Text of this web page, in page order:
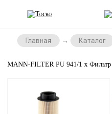
Главная Каталог
MANN-FILTER PU 941/1 x